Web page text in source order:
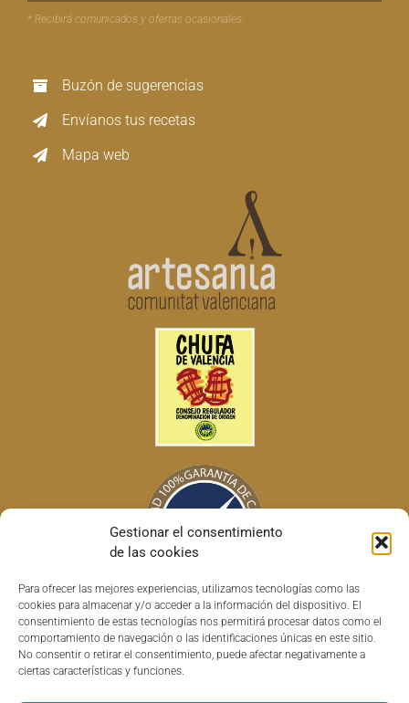
Gestionar el consentimiento
de las cookies
Para ofrecer las mejores experiencias, utilizamos tecnologías como las
cookies para almacenar y/o acceder a la información del dispositivo. El
consentimiento de estas tecnologías nos permitirá procesar datos como el
comportamiento de navegación o las identificaciones únicas en este sitio.
No consentir o retirar el consentimiento, puede afectar negativamente a
ciertas características y funciones.
* Recibirá comunicados y ofertas ocasionales.
Buzón de sugerencias
Envíanos tus recetas
Mapa web